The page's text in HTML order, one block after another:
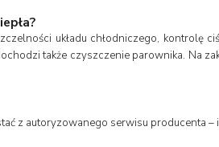
układu chłodniczego, kontrolę
także czyszczenie parownika. Na
z autoryzowanego serwisu producenta